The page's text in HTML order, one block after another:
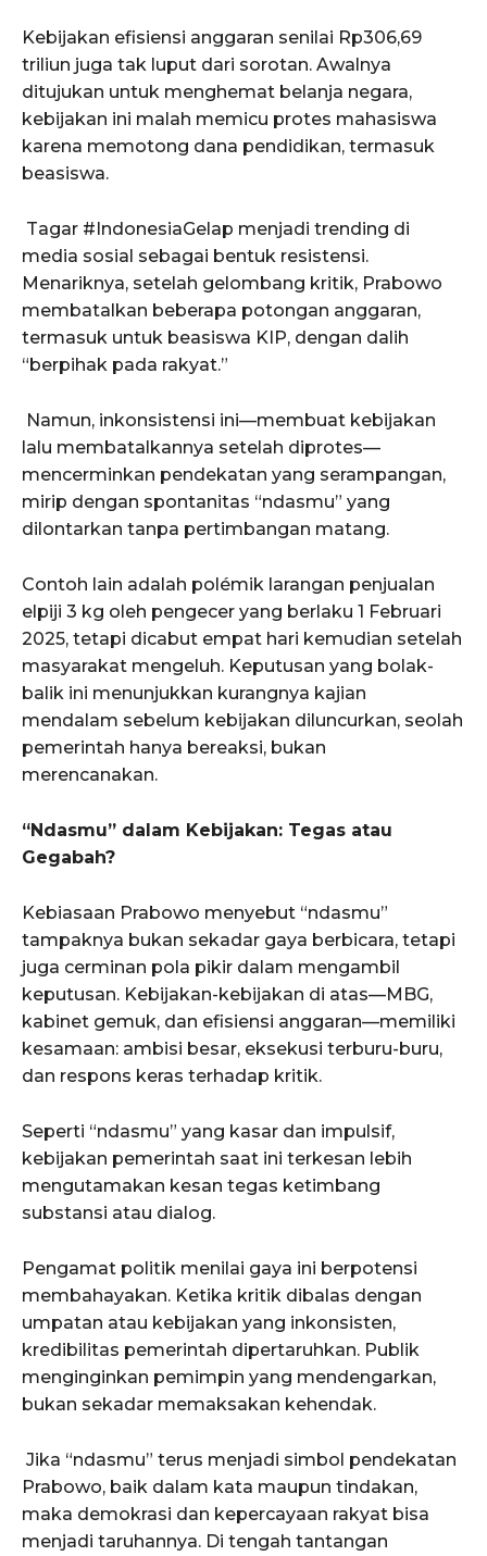
Kebijakan efisiensi anggaran senilai Rp306,69
triliun juga tak luput dari sorotan. Awalnya
ditujukan untuk menghemat belanja negara,
kebijakan ini malah memicu protes mahasiswa
karena memotong dana pendidikan, termasuk
beasiswa.
Tagar #IndonesiaGelap menjadi trending di
media sosial sebagai bentuk resistensi.
Menariknya, setelah gelombang kritik, Prabowo
membatalkan beberapa potongan anggaran,
termasuk untuk beasiswa KIP, dengan dalih
“berpihak pada rakyat.”
Namun, inkonsistensi ini—membuat kebijakan
lalu membatalkannya setelah diprotes—
mencerminkan pendekatan yang serampangan,
mirip dengan spontanitas “ndasmu” yang
dilontarkan tanpa pertimbangan matang.
Contoh lain adalah polémik larangan penjualan
elpiji 3 kg oleh pengecer yang berlaku 1 Februari
2025, tetapi dicabut empat hari kemudian setelah
masyarakat mengeluh. Keputusan yang bolak-
balik ini menunjukkan kurangnya kajian
mendalam sebelum kebijakan diluncurkan, seolah
pemerintah hanya bereaksi, bukan
merencanakan.
“Ndasmu” dalam Kebijakan: Tegas atau
Gegabah?
Kebiasaan Prabowo menyebut “ndasmu”
tampaknya bukan sekadar gaya berbicara, tetapi
juga cerminan pola pikir dalam mengambil
keputusan. Kebijakan-kebijakan di atas—MBG,
kabinet gemuk, dan efisiensi anggaran—memiliki
kesamaan: ambisi besar, eksekusi terburu-buru,
dan respons keras terhadap kritik.
Seperti “ndasmu” yang kasar dan impulsif,
kebijakan pemerintah saat ini terkesan lebih
mengutamakan kesan tegas ketimbang
substansi atau dialog.
Pengamat politik menilai gaya ini berpotensi
membahayakan. Ketika kritik dibalas dengan
umpatan atau kebijakan yang inkonsisten,
kredibilitas pemerintah dipertaruhkan. Publik
menginginkan pemimpin yang mendengarkan,
bukan sekadar memaksakan kehendak.
Jika “ndasmu” terus menjadi simbol pendekatan
Prabowo, baik dalam kata maupun tindakan,
maka demokrasi dan kepercayaan rakyat bisa
menjadi taruhannya. Di tengah tantangan